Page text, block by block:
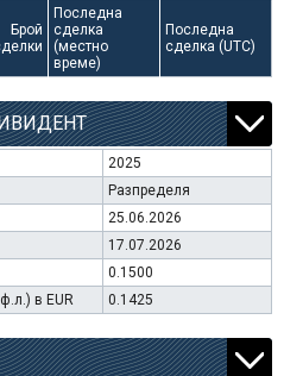
Брой
Последна
сделка
(местно
време)
Последна
сделка (UTC)
2025
Разпределя
25.06.2026
17.07.2026
0.1500
в EUR
0.1425